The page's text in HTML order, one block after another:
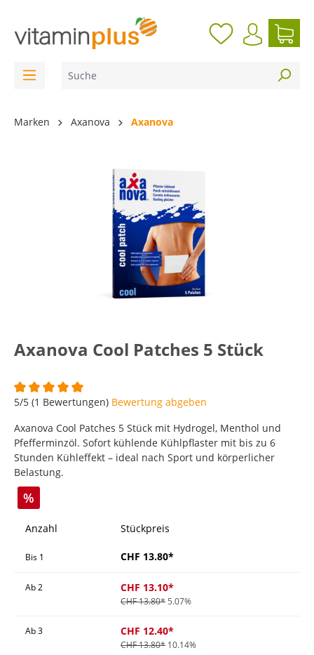
Marken Axanova Axanova
Axanova Cool Patches 5 Stück
Durchschnittliche Bewertung von 5 von 5 Sternen
5/5 (1 Bewertungen) Bewertung abgeben
Axanova Cool Patches 5 Stück mit Hydrogel, Menthol und
Pfefferminzöl. Sofort kühlende Kühlpflaster mit bis zu 6
Stunden Kühleffekt – ideal nach Sport und körperlicher
Belastung.
%
Anzahl Stückpreis
Bis 1 CHF 13.80*
Ab2 CHF 13.10*
CHF 13.80* 5.07%
Ab3 CHF 12.40*
CHF 13.80* 10.14%